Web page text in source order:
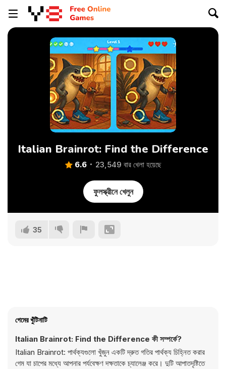
Italian Brainrot: Find the Difference
6.6 23,549 বার খেলা হয়েছে
ফুলস্ক্রীনে খেলুন
35
গেমের খুঁটিনাটি
Italian Brainrot: Find the Difference কী সম্পর্কে?
Italian Brainrot: পার্থক্যগুলো খুঁজুন একটি দ্রুত গতির পার্থক্য চিহ্নিত করার
গেম যা চাপের মধ্যে আপনার পর্যবেক্ষণ দক্ষতাকে চ্যালেঞ্জ করে। দুটি আপাতদৃষ্টিতে